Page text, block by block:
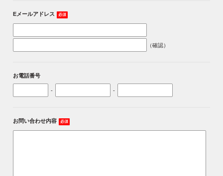
Eメールアドレス 必須
（確認）
お電話番号
- -
お問い合わせ内容 必須